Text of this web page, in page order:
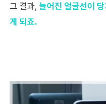
그 결과, 늘어진 얼굴선이
게 되죠.